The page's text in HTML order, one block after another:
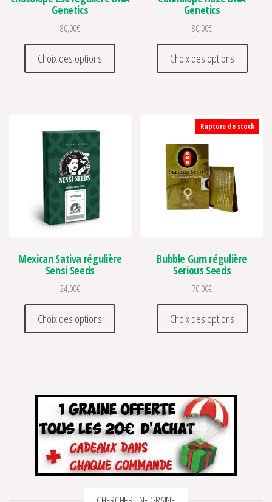
Genetics
80,00€
Choix des options
Ce produit a plusieurs variations. Les
Genetics
80,00€
Choix des options
Ce
Mexican Sativa régulière
Sensi Seeds
24,00€
Choix des options
Ce produit a plusieurs variations. Les
Rupture de stock
Bubble Gum régulière
Serious Seeds
70,00€
Choix des options
Ce